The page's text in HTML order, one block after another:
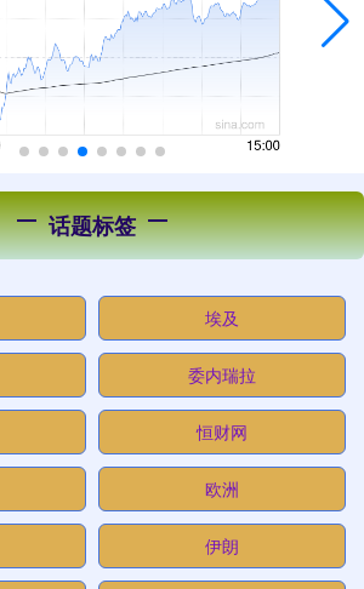
话题标签
埃及
委内瑞拉
恒财网
欧洲
伊朗